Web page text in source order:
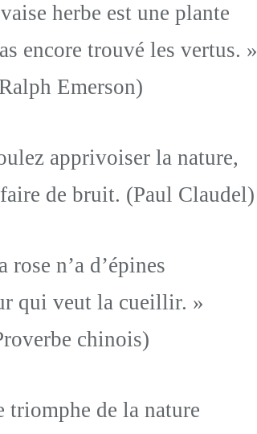
herbe est une plante
encore trouvé les vertus. »
Emerson)
apprivoiser la nature,
de bruit. (Paul Claudel)
rose n’a d’épines
qui veut la cueillir. »
chinois)
triomphe de la nature